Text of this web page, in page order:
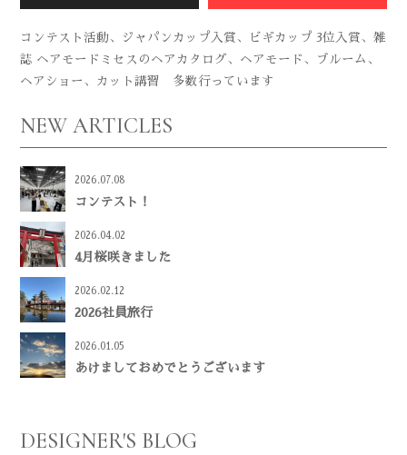
コンテスト活動、ジャパンカップ入賞、ビギカップ 3位入賞、雑
誌 ヘアモードミセスのヘアカタログ、ヘアモード、ブルーム、
ヘアショー、カット講習 多数行っています
NEW ARTICLES
2026.07.08
コンテスト！
2026.04.02
4月桜咲きました
2026.02.12
2026社員旅行
2026.01.05
あけましておめでとうございます
DESIGNER'S BLOG